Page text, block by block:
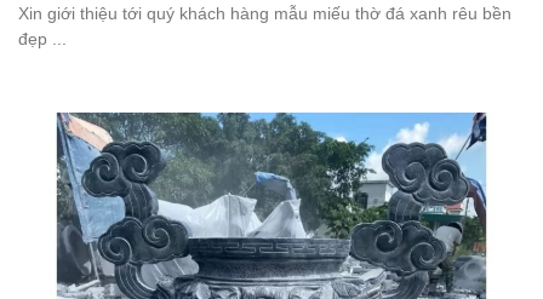
Xin giới thiệu tới quý khách hàng mẫu miếu thờ đá xanh rêu bền
đẹp ...